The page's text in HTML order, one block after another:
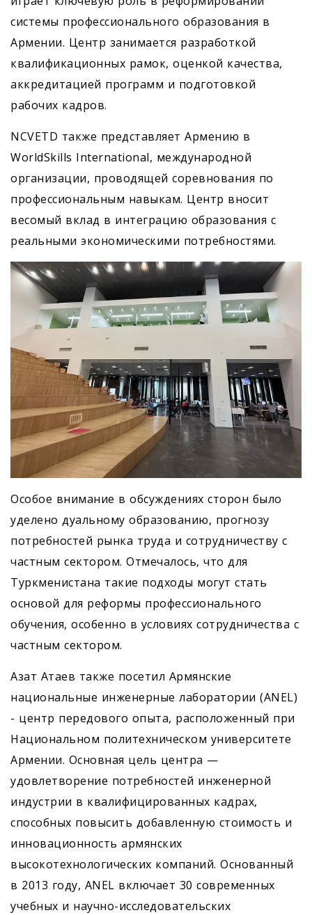
системы профессионального образования в
Армении. Центр занимается разработкой
квалификационных рамок, оценкой качества,
аккредитацией программ и подготовкой
рабочих кадров.
NCVETD также представляет Армению в
WorldSkills International, международной
организации, проводящей соревнования по
профессиональным навыкам. Центр вносит
весомый вклад в интеграцию образования с
реальными экономическими потребностями.
Особое внимание в обсуждениях сторон было
уделено дуальному образованию, прогнозу
потребностей рынка труда и сотрудничеству с
частным сектором. Отмечалось, что для
Туркменистана такие подходы могут стать
основой для реформы профессионального
обучения, особенно в условиях сотрудничества с
частным сектором.
Азат Атаев также посетил Армянские
национальные инженерные лаборатории (ANEL)
- центр передового опыта, расположенный при
Национальном политехническом университете
Армении. Основная цель центра —
удовлетворение потребностей инженерной
индустрии в квалифицированных кадрах,
способных повысить добавленную стоимость и
инновационность армянских
высокотехнологических компаний. Основанный
в 2013 году, ANEL включает 30 современных
учебных и научно-исследовательских